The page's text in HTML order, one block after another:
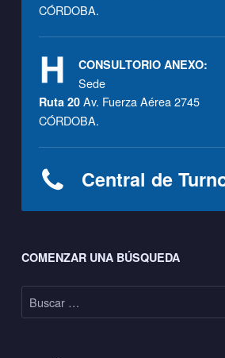
CÓRDOBA.
CONSULTORIO ANEXO:
Sede
Ruta 20Av. Fuerza Aérea 2745
CÓRDOBA.
Central de
COMENZAR UNA BÚSQUEDA
Buscar: